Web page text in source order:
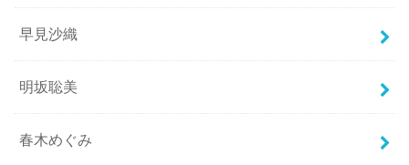
早見沙織
明坂聡美
春木めぐみ